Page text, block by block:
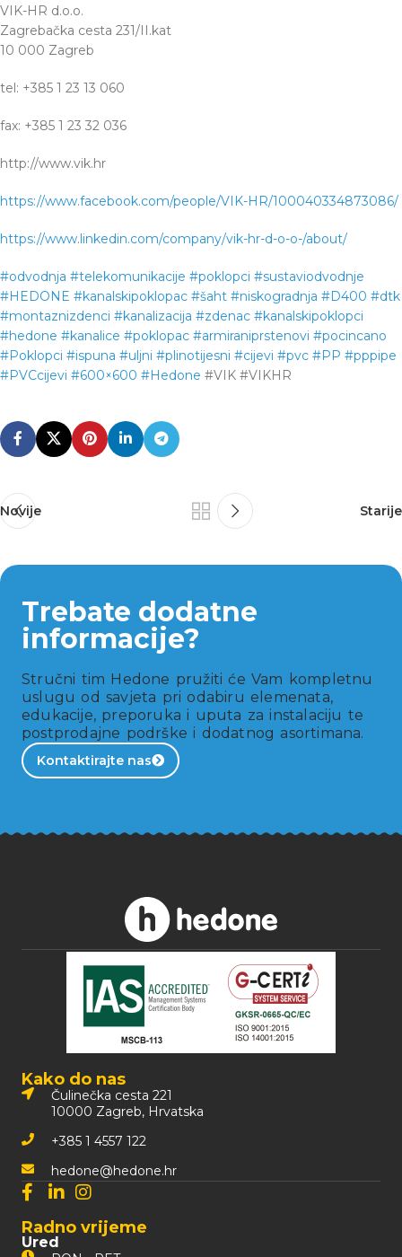
VIK-HR d.o.o.
Zagrebačka cesta 231/II.kat
10 000 Zagreb
tel: +385 1 23 13 060
fax: +385 1 23 32 036
http://www.vik.hr
https://www.facebook.com/people/VIK-HR/100040334873086/
https://www.linkedin.com/company/vik-hr-d-o-o-/about/
#odvodnja #telekomunikacije #poklopci #sustaviodvodnje
#HEDONE #kanalskipoklopac #šaht #niskogradnja #D400 #dtk
#montaznizdenci #kanalizacija #zdenac #kanalskipoklopci
#hedone #kanalice #poklopac #armiraniprstenovi #pocincano
#Poklopci #ispuna #uljni #plinotijesni #cijevi #pvc #PP #pppipe
#PVCcijevi #600×600 #Hedone #VIK #VIKHR
Novije Starije
Trebate dodatne
informacije?
Stručni tim Hedone pružiti će Vam kompletnu
uslugu od savjeta pri odabiru elemenata,
edukacije, preporuka i uputa za instalaciju te
postprodajne podrške i dodatnog asortimana.
Kontaktirajte nas
Kako do nas
Čulinečka cesta 221
10000 Zagreb, Hrvatska
+385 1 4557 122
hedone@hedone.hr
Radno vrijeme
Ured